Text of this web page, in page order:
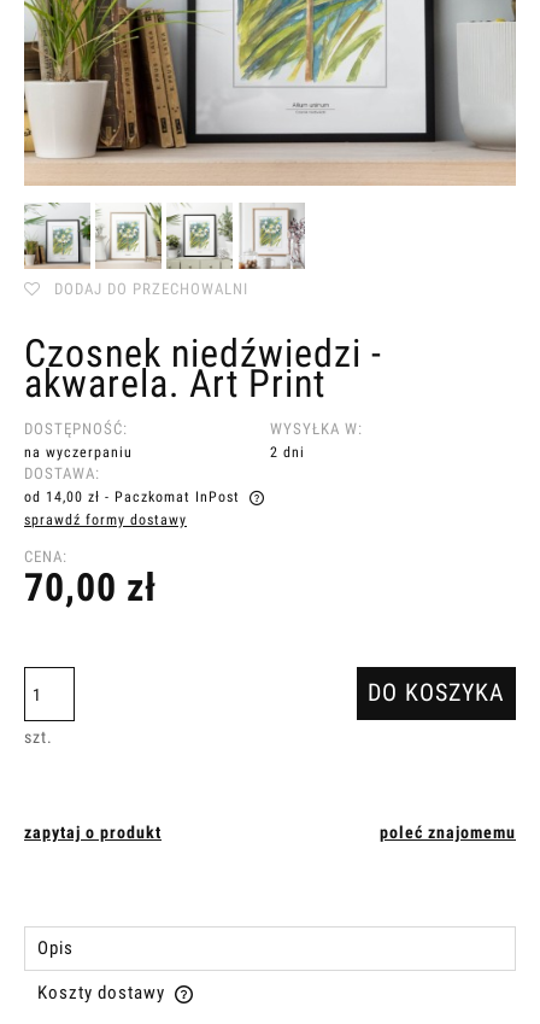
DODAJ DO PRZECHOWALNI
Czosnek niedźwiedzi -
akwarela. Art Print
DOSTĘPNOŚĆ:
na wyczerpaniu
WYSYŁKA W:
2 dni
DOSTAWA:
od 14,00 zł - Paczkomat InPost
Cena nie zawiera ewentualnych kosztów płatności
sprawdź formy dostawy
CENA:
70,00 zł
szt.
DO KOSZYKA
zapytaj o produkt poleć znajomemu
Opis
Koszty dostawy
Cena nie zawiera ewentualnych kosztów płatności